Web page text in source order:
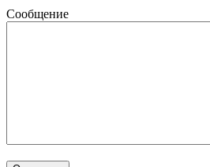
Сообщение